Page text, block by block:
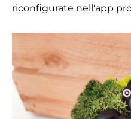
riconfigurate nell'app